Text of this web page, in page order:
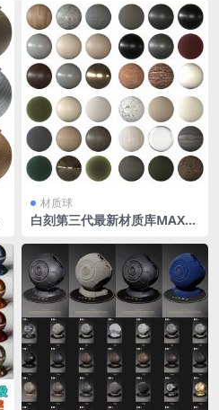
材质球
白刻第三代最新材质库MAX20